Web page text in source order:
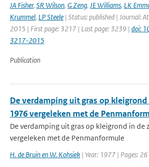
JA Fisher, SR Wilson, G Zeng, JE Williams, LK
Krummel, LP Steele | Status: published | Journal:
2015 | First page: 3217 | Last page: 3239 | doi:
3217-2015
Publication
De verdamping uit gras op
1976 vergeleken met de
De verdamping uit gras op kleigrond in de
vergeleken met de Penmanformule
H. de Bruin en W. Kohsiek | Year: 1977 | Pages: 26